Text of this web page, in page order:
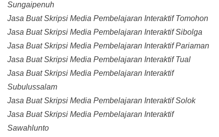
Sungaipenuh
Jasa Buat Skripsi Media Pembelajaran Interaktif Tomohon
Jasa Buat Skripsi Media Pembelajaran Interaktif Sibolga
Jasa Buat Skripsi Media Pembelajaran Interaktif Pariaman
Jasa Buat Skripsi Media Pembelajaran Interaktif Tual
Jasa Buat Skripsi Media Pembelajaran Interaktif
Subulussalam
Jasa Buat Skripsi Media Pembelajaran Interaktif Solok
Jasa Buat Skripsi Media Pembelajaran Interaktif
Sawahlunto